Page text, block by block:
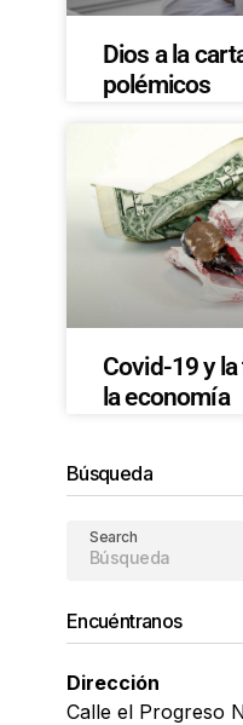
Dios a la
polémicos
Covid-19 y
la economía
Búsqueda
Search
Encuéntranos
Dirección
Calle el Progreso